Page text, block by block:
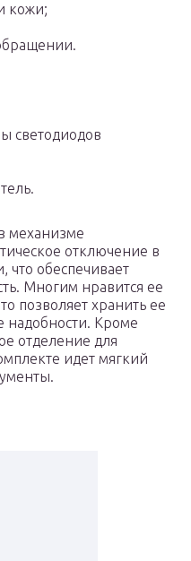
кожи;
светодиодов
механизме
отключение в
что обеспечивает
Многим нравится ее
позволяет хранить ее
надобности. Кроме
отделение для
идет мягкий